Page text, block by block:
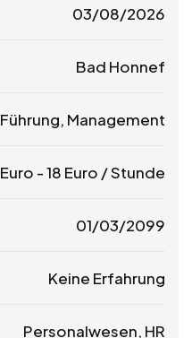
03/08/2026
Bad Honnef
Führung, Management
Euro -18 Euro / Stunde
01/03/2099
Keine Erfahrung
Personalwesen, HR